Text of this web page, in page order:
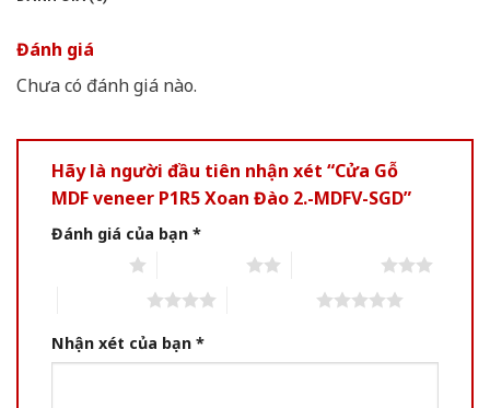
Đánh giá
Chưa có đánh giá nào.
Hãy là người đầu tiên nhận xét “Cửa Gỗ
MDF veneer P1R5 Xoan Đào 2.-MDFV-SGD”
Đánh giá của bạn *
Nhận xét của bạn *